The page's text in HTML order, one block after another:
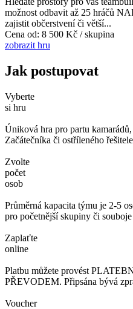
možnost odbavit až 25 hráčů
zajistit občerstvení či větší...
Cena od: 8 500 Kč / skupina
zobrazit hru
Jak postupovat
Vyberte
si hru
Úniková hra pro partu
Začátečníka či ostříleného
Zvolte
počet
osob
Průměrná kapacita týmu je 2-5
pro početnější skupiny či
Zaplaťte
online
Platbu můžete provést
PŘEVODEM. Připsána bývá
Voucher